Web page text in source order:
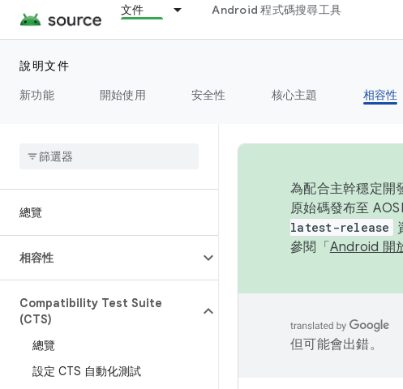
文件 Android 程式碼搜尋工具
說明文件
新功能
開始使用 安全性 核心主題 相容性
總覽
相容性
Compatibility Test Suite
(CTS)
總覽
設定 CTS 自動化測試
為配合主幹穩定開
原始碼發布至
latest-release
參閱「 Android 開
但可能會出錯。